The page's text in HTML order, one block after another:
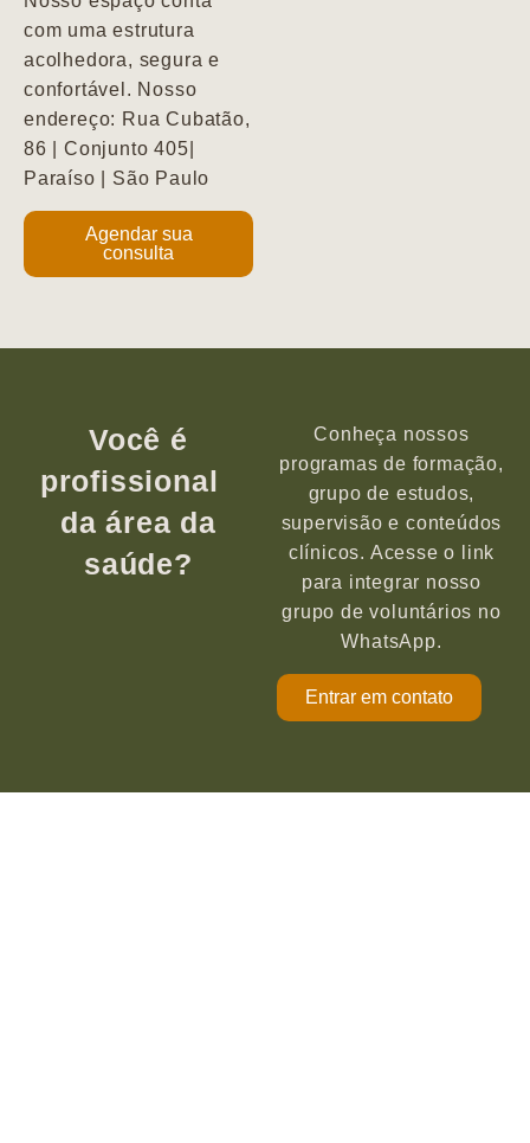
com uma estrutura
acolhedora, segura e
confortável. Nosso
endereço: Rua Cubatão,
86 | Conjunto 405|
Paraíso | São Paulo
Agendar sua
consulta
Você é
profissional
da área da
saúde?
Conheça nossos
programas de formação,
grupo de estudos,
supervisão e conteúdos
clínicos. Acesse o link
para integrar nosso
grupo de voluntários no
WhatsApp.
Entrar em contato